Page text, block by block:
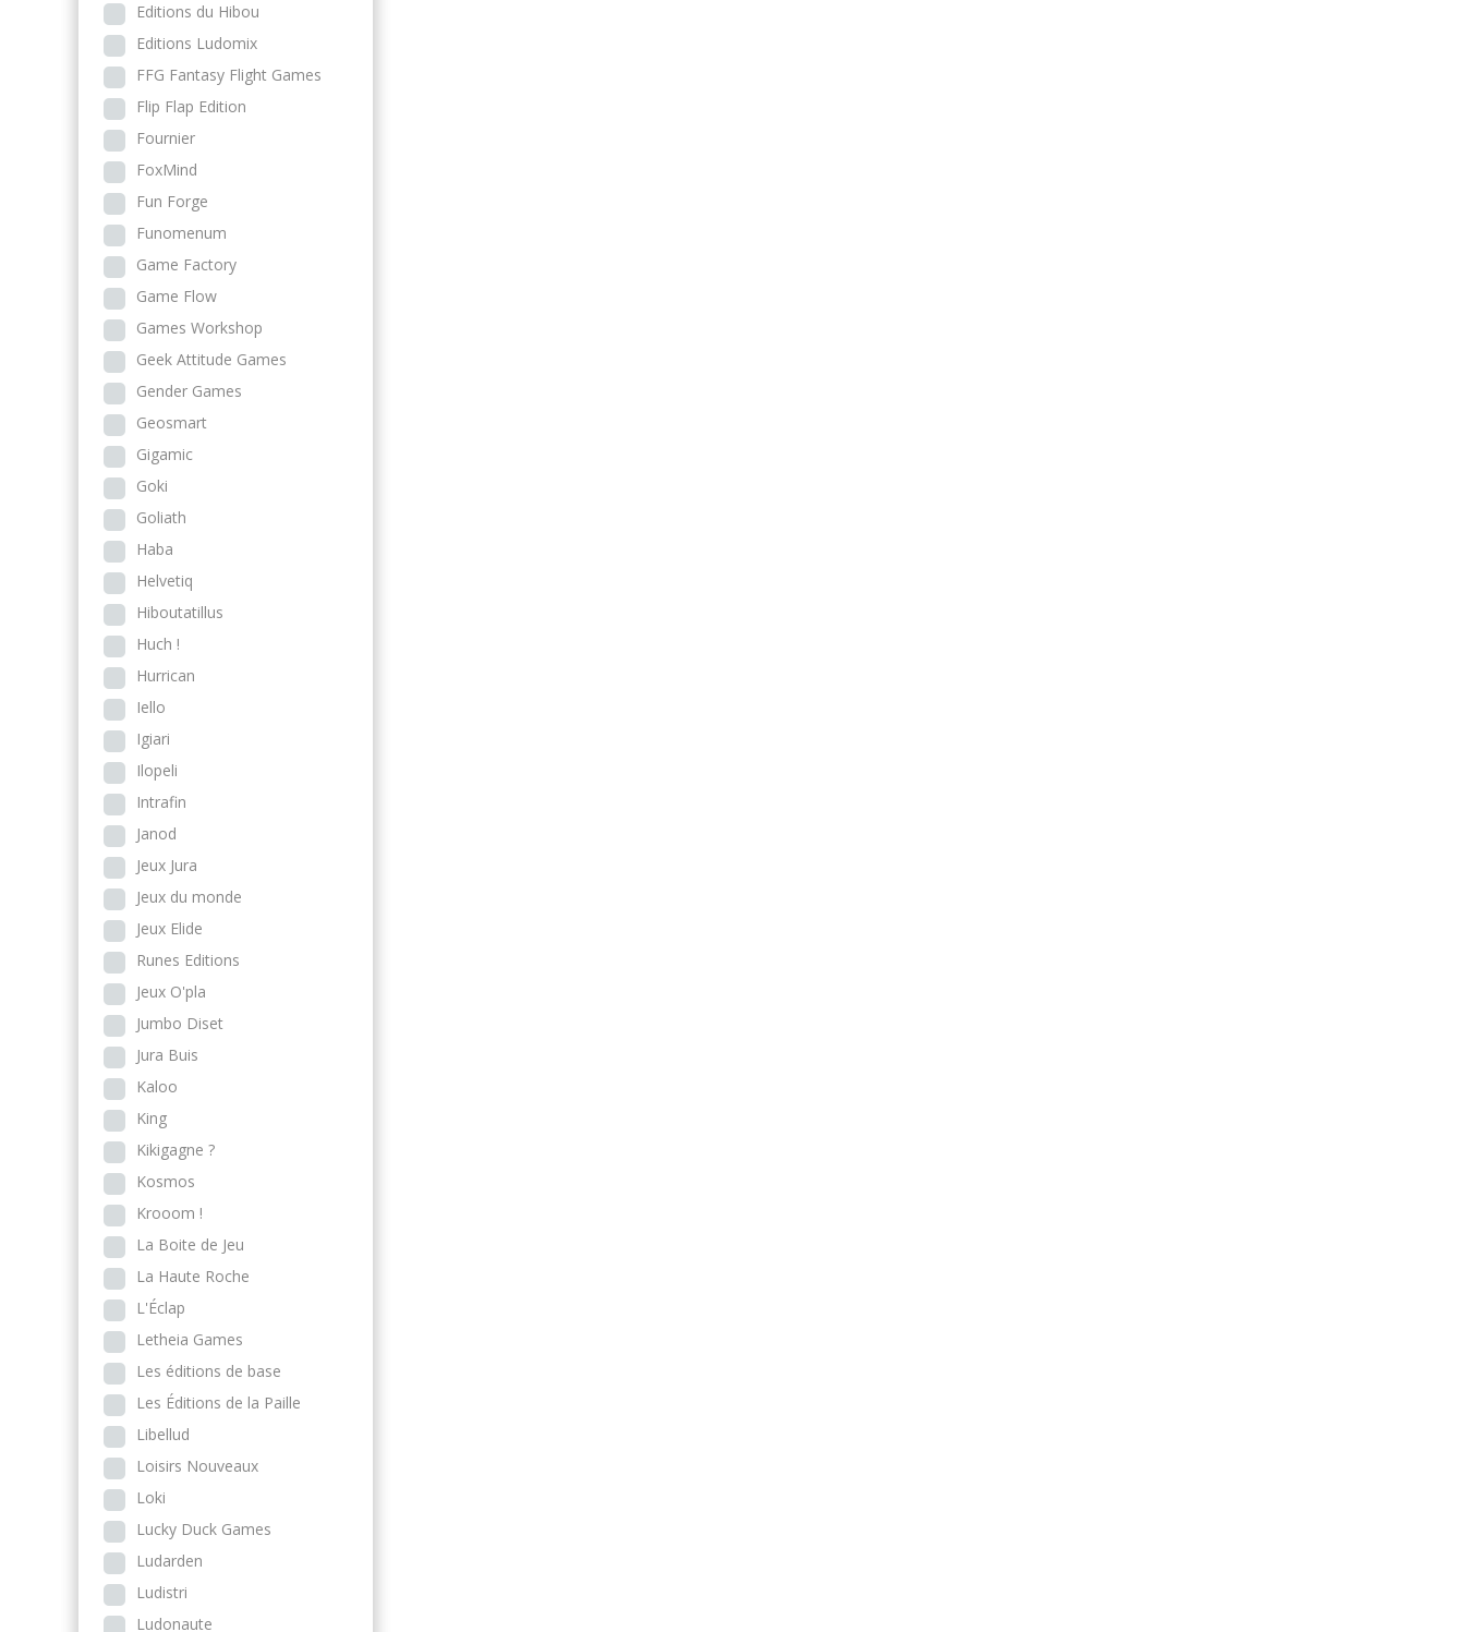
Editions du Hibou
Editions Ludomix
FFG Fantasy Flight Games
Flip Flap Edition
Fournier
FoxMind
Fun Forge
Funomenum
Game Factory
Game Flow
Games Workshop
Geek Attitude Games
Gender Games
Geosmart
Gigamic
Goki
Goliath
Haba
Helvetiq
Hiboutatillus
Huch !
Hurrican
Iello
Igiari
Ilopeli
Intrafin
Janod
Jeux Jura
Jeux du monde
Jeux Elide
Runes Editions
Jeux O'pla
Jumbo Diset
Jura Buis
Kaloo
King
Kikigagne ?
Kosmos
Krooom !
La Boite de Jeu
La Haute Roche
L'Éclap
Letheia Games
Les éditions de base
Les Éditions de la Paille
Libellud
Loisirs Nouveaux
Loki
Lucky Duck Games
Ludarden
Ludistri
Ludonaute